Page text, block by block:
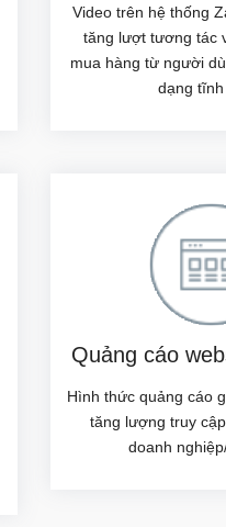
Video trên hệ thống
tăng lượt tương tác
mua hàng từ người
dạng tĩnh
Quảng cáo
Hình thức quảng cáo
tăng lượng truy
doanh